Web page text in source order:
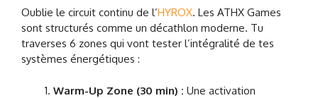
Oublie le circuit continu de l’HYROX. Les ATHX Games
sont structurés comme un décathlon moderne. Tu
traverses 6 zones qui vont tester l’intégralité de tes
systèmes énergétiques :
Warm-Up Zone (30 min) : Une activation